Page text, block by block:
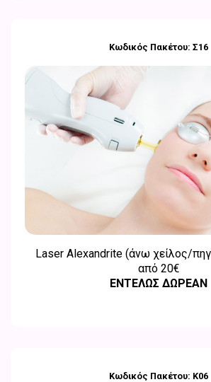
Κωδικός Πακέτου: Σ16
Laser Alexandrite (άνω χείλος/
από 20€
ΕΝΤΕΛΩΣ ΔΩΡΕΑΝ
Κωδικός Πακέτου: Κ06